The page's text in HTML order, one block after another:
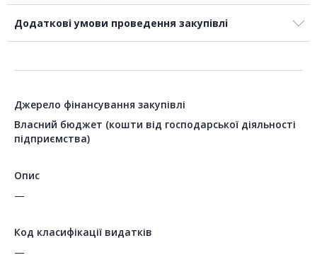
Додаткові умови проведення закупівлі
Джерело фінансування закупівлі
Власний бюджет (кошти від господарської діяльності
підприємства)
Опис
—
Код класифікації видатків
—